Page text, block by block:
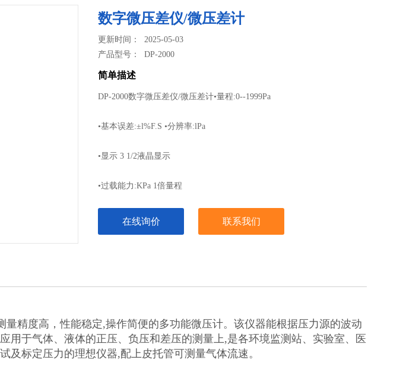
数字微压差仪/微压差计
更新时间： 2025-05-03
产品型号：DP-2000
简单描述
DP-2000数字微压差仪/微压差计•量程:0--1999Pa
•基本误差:±l%F.S •分辨率:lPa
•显示 3 1/2液晶显示
•过载能力:KPa 1倍量程
•预热时间:15min •功耗:< 100 mw
在线询价 联系我们
量精度高，性能稳定,操作简便的多功能微压计。该仪器能根据压力源的波动
用于气体、液体的正压、负压和差压的测量上,是各环境监测站、实验室、医
及标定压力的理想仪器,配上皮托管可测量气体流速。